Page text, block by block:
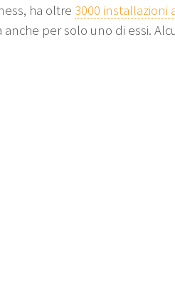
ha oltre 3000
per solo uno di essi.